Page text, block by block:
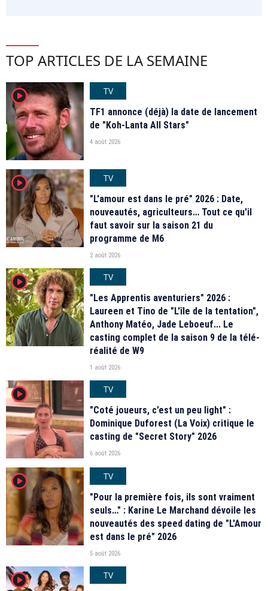
TOP ARTICLES DE LA SEMAINE
player2
TV
TF1 annonce (déjà) la date de lancement
de "Koh-Lanta All Stars"
4 août 2026
player2
TV
"L'amour est dans le pré" 2026 : Date,
nouveautés, agriculteurs… Tout ce qu'il
faut savoir sur la saison 21 du
programme de M6
2 août 2026
player2
TV
"Les Apprentis aventuriers" 2026 :
Laureen et Tino de "L'île de la tentation",
Anthony Matéo, Jade Leboeuf... Le
casting complet de la saison 9 de la télé-
réalité de W9
1 août 2026
player2
TV
"Coté joueurs, c’est un peu light" :
Dominique Duforest (La Voix) critique le
casting de "Secret Story" 2026
6 août 2026
player2
TV
"Pour la première fois, ils sont vraiment
seuls…" : Karine Le Marchand dévoile les
nouveautés des speed dating de "L'Amour
est dans le pré" 2026
5 août 2026
player2
TV